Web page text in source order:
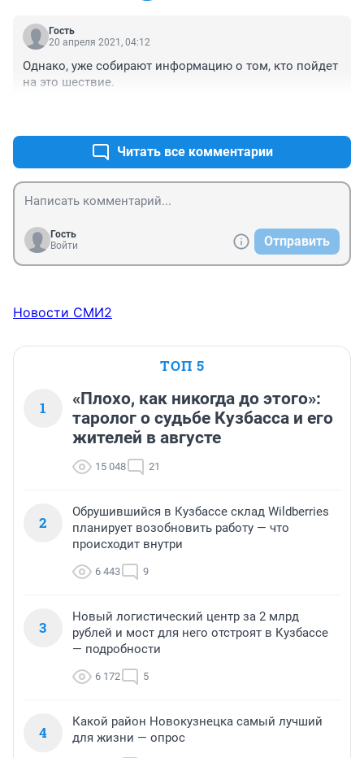
Гость
20 апреля 2021, 04:12
Однако, уже собирают информацию о том, кто пойдет
на это шествие.
Читать все комментарии
Гость
Войти
Отправить
Новости СМИ2
ТОП 5
1
«Плохо, как никогда до этого»:
таролог о судьбе Кузбасса и его
жителей в августе
15 048 21
2
Обрушившийся в Кузбассе склад Wildberries
планирует возобновить работу — что
происходит внутри
6 443 9
3
Новый логистический центр за 2 млрд
рублей и мост для него отстроят в Кузбассе
— подробности
6 172 5
4
Какой район Новокузнецка самый лучший
для жизни — опрос